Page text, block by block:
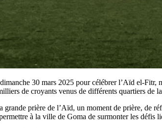
30 mars 2025 pour célébrer l’Aïd el-
de croyants venus de différents quartiers de
prière de l’Aïd, un moment de prière, de
à la ville de Goma de surmonter les défis